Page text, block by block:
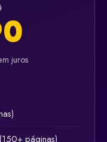
juros
páginas)